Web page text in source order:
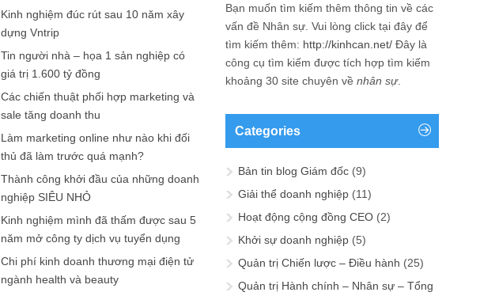
Kinh nghiệm đúc rút sau 10 năm xây
dựng Vntrip
Tin người nhà – họa 1 sản nghiệp có
giá trị 1.600 tỷ đồng
Các chiến thuật phối hợp marketing và
sale tăng doanh thu
Làm marketing online như nào khi đối
thủ đã làm trước quá mạnh?
Thành công khởi đầu của những doanh
nghiệp SIÊU NHỎ
Kinh nghiệm mình đã thấm được sau 5
năm mở công ty dịch vụ tuyển dụng
Chi phí kinh doanh thương mại điện tử
ngành health và beauty
Bạn muốn tìm kiếm thêm thông tin về các
vấn đề Nhân sự . Vui lòng click tại đây để
tìm kiếm thêm: http://kinhcan.net/ Đây là
công cụ tìm kiếm được tích hợp tìm kiếm
khoảng 30 site chuyên về nhân sự.
Categories
Bản tin blog Giám đốc (9)
Giải thể doanh nghiệp (11)
Hoạt động cộng đồng CEO (2)
Khởi sự doanh nghiệp (5)
Quản trị Chiến lược – Điều hành (25)
Quản trị Hành chính – Nhân sự – Tổng